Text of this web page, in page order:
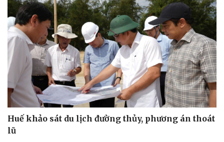
Sân khấu - Điện ảnh
Văn học
Âm nhạc
Di sản
Nghệ sĩ
Thời trang
Sao Việt
Huế khảo sát du lịch đường thủy, phương án thoát
lũ